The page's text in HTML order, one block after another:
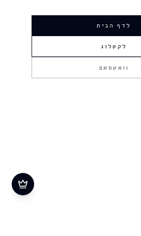
לדף הבית
לקטלוג
וואטסאפ